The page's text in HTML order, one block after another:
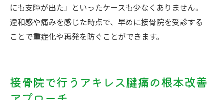
にも支障が出た」といったケースも少なくありません。
違和感や痛みを感じた時点で、早めに接骨院を受診する
ことで重症化や再発を防ぐことができます。
接骨院で行うアキレス腱痛の根本改善